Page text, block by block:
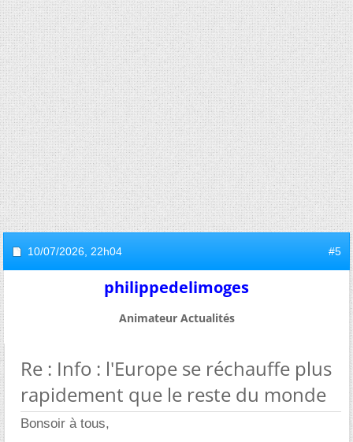
10/07/2026, 22h04 #5
philippedelimoges
Animateur Actualités
Re : Info : l'Europe se réchauffe plus
rapidement que le reste du monde
Bonsoir à tous,